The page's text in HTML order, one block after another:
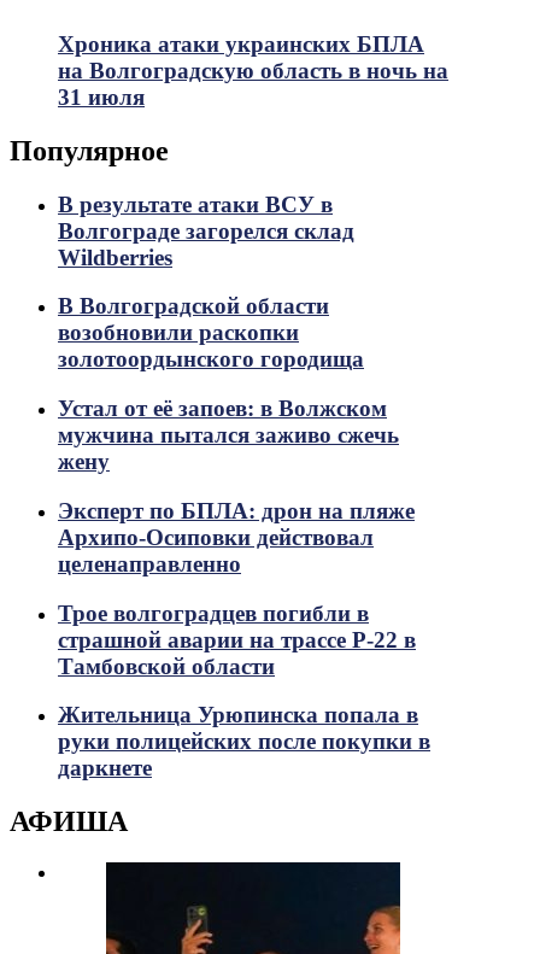
Хроника атаки украинских БПЛА
на Волгоградскую область в ночь на
31 июля
Популярное
В результате атаки ВСУ в
Волгограде загорелся склад
Wildberries
В Волгоградской области
возобновили раскопки
золотоордынского городища
Устал от её запоев: в Волжском
мужчина пытался заживо сжечь
жену
Эксперт по БПЛА: дрон на пляже
Архипо-Осиповки действовал
целенаправленно
Трое волгоградцев погибли в
страшной аварии на трассе Р-22 в
Тамбовской области
Жительница Урюпинска попала в
руки полицейских после покупки в
даркнете
АФИША